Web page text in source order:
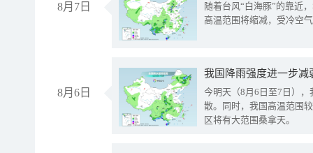
8月7日
随着台风“白海豚”的靠近
高温范围将缩减，受冷空
8月6日
今明天（8月6日至7日）
散。同时，我国高温范围
区将有大范围桑拿天。